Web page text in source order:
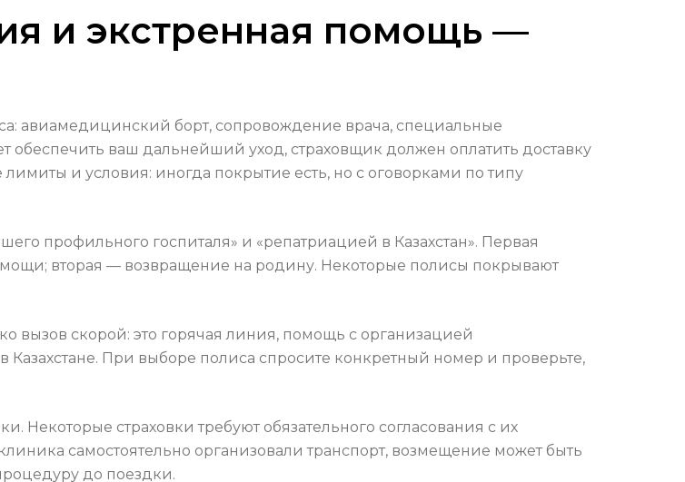
и экстренная помощь —
авиамедицинский борт, сопровождение врача, специальные
обеспечить ваш дальнейший уход, страховщик должен оплатить доставку
и условия: иногда покрытие есть, но с оговорками по типу
профильного госпиталя» и «репатриацией в Казахстан». Первая
вторая — возвращение на родину. Некоторые полисы покрывают
вызов скорой: это горячая линия, помощь с организацией
При выборе полиса спросите конкретный номер и проверьте,
Некоторые страховки требуют обязательного согласования с их
самостоятельно организовали транспорт, возмещение может быть
до поездки.